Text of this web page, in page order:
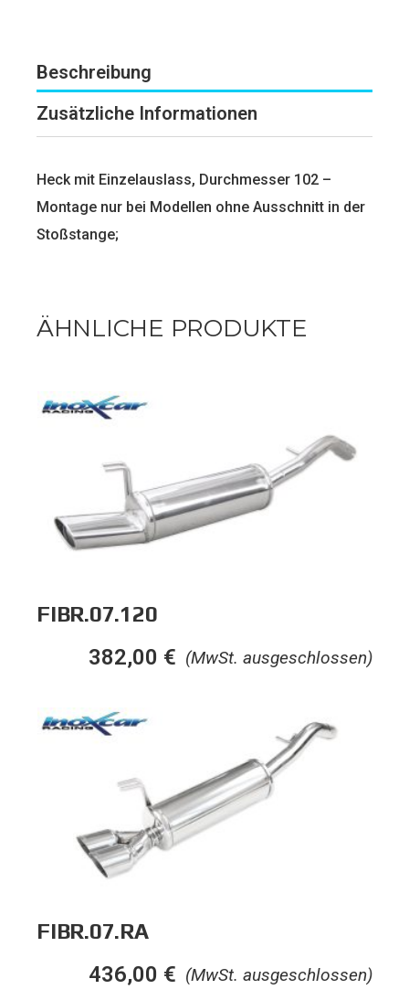
Beschreibung
Zusätzliche Informationen
Heck mit Einzelauslass, Durchmesser 102 –
Montage nur bei Modellen ohne Ausschnitt in der
Stoßstange;
ÄHNLICHE PRODUKTE
FIBR.07.120
(MwSt. ausgeschlossen)
382,00 €
FIBR.07.RA
(MwSt. ausgeschlossen)
436,00 €